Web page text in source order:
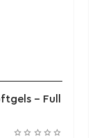
- Full